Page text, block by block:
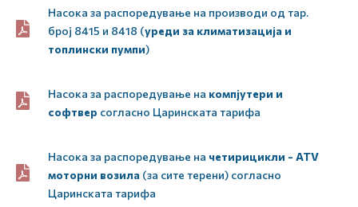
Насока за распоредување на производи од тар.
број 8415 и 8418 (уреди за климатизација и
топлински пумпи)
Насока за распоредување на компјутери и
софтвер согласно Царинската тарифа
Насока за распоредување на четирицикли - ATV
моторни возила (за сите терени) согласно
Царинската тарифа